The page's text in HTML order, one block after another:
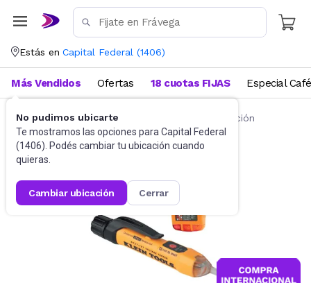
Estás en Capital Federal (1406)
No pudimos ubicarte
Te mostramos las opciones para Capital Federal
(1406). Podés cambiar tu ubicación cuando
quieras.
cambiar ubicación cerrar
Más Vendidos Ofertas 18 cuotas FIJAS Especial Café
Accesorios Testers y herramientas de medición